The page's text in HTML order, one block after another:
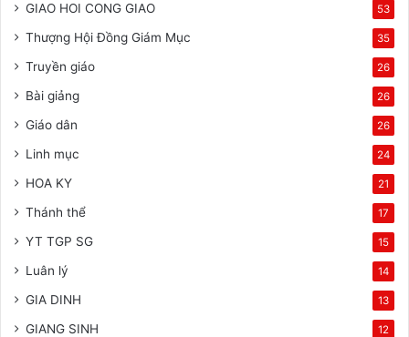
GIAO HOI CONG GIAO 53
Thượng Hội Đồng Giám Mục 35
Truyền giáo 26
Bài giảng 26
Giáo dân 26
Linh mục 24
HOA KY 21
Thánh thể 17
YT TGP SG 15
Luân lý 14
GIA DINH 13
GIANG SINH 12